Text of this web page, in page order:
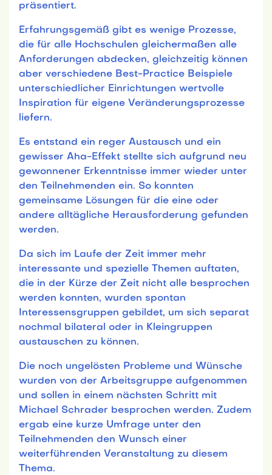
präsentiert.
Erfahrungsgemäß gibt es wenige Prozesse,
die für alle Hochschulen gleichermaßen alle
Anforderungen abdecken, gleichzeitig können
aber verschiedene Best-Practice Beispiele
unterschiedlicher Einrichtungen wertvolle
Inspiration für eigene Veränderungsprozesse
liefern.
Es entstand ein reger Austausch und ein
gewisser Aha-Effekt stellte sich aufgrund neu
gewonnener Erkenntnisse immer wieder unter
den Teilnehmenden ein. So konnten
gemeinsame Lösungen für die eine oder
andere alltägliche Herausforderung gefunden
werden.
Da sich im Laufe der Zeit immer mehr
interessante und spezielle Themen auftaten,
die in der Kürze der Zeit nicht alle besprochen
werden konnten, wurden spontan
Interessensgruppen gebildet, um sich separat
nochmal bilateral oder in Kleingruppen
austauschen zu können.
Die noch ungelösten Probleme und Wünsche
wurden von der Arbeitsgruppe aufgenommen
und sollen in einem nächsten Schritt mit
Michael Schrader besprochen werden. Zudem
ergab eine kurze Umfrage unter den
Teilnehmenden den Wunsch einer
weiterführenden Veranstaltung zu diesem
Thema.